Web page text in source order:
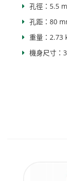
孔徑：5.5
孔距：80
重量：2.73
機身尺寸：